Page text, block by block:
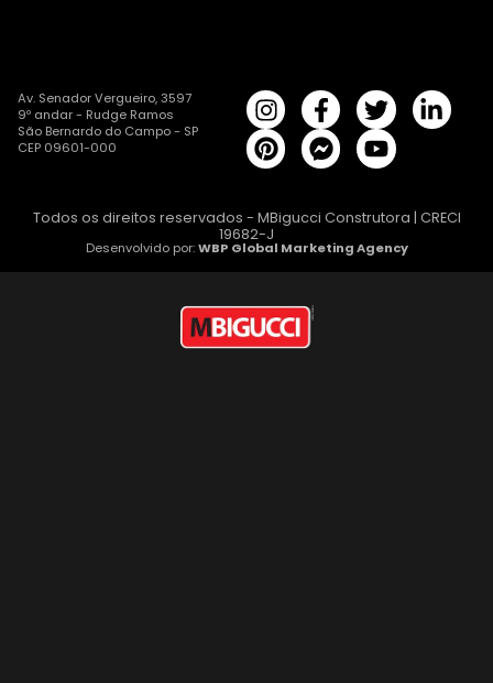
Av. Senador Vergueiro, 3597
9º andar - Rudge Ramos
São Bernardo do Campo - SP
CEP 09601-000
Todos os direitos reservados - MBigucci Construtora | CRECI
19682-J
Desenvolvido por:WBP Global Marketing Agency